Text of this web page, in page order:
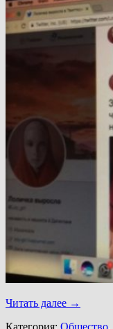
Читать далее →